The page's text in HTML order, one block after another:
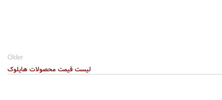
Older
لیست قیمت محصولات هایلوک